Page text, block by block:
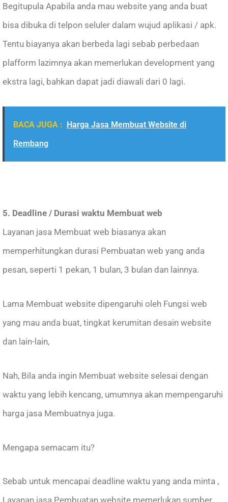
Begitupula Apabila anda mau website yang anda buat
bisa dibuka di telpon seluler dalam wujud aplikasi / apk.
Tentu biayanya akan berbeda lagi sebab perbedaan
plafform lazimnya akan memerlukan development yang
ekstra lagi, bahkan dapat jadi diawali dari 0 lagi.
BACA JUGA : Harga Jasa Membuat Website di
Rembang
5. Deadline / Durasi waktu Membuat web
Layanan jasa Membuat web biasanya akan
memperhitungkan durasi Pembuatan web yang anda
pesan, seperti 1 pekan, 1 bulan, 3 bulan dan lainnya.
Lama Membuat website dipengaruhi oleh Fungsi web
yang mau anda buat, tingkat kerumitan desain website
dan lain-lain,
Nah, Bila anda ingin Membuat website selesai dengan
waktu yang lebih kencang, umumnya akan mempengaruhi
harga jasa Membuatnya juga.
Mengapa semacam itu?
Sebab untuk mencapai deadline waktu yang anda minta ,